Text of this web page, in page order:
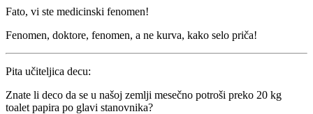
Fato, vi ste medicinski fenomen!
Fenomen, doktore, fenomen, a ne kurva, kako selo priča!
Pita učiteljica decu:
Znate li deco da se u našoj zemlji mesečno potroši preko 20 kg
toalet papira po glavi stanovnika?